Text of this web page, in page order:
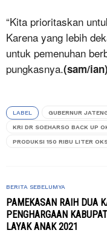
“Kita prioritaskan
Karena yang lebih
untuk pemenuhan
pungkasnya.(sam/ian)
LABEL GUBERNUR
KRI DR SOEHARSO BACK UP
PRODUKSI 150 RIBU LITER
BERITA SEBELUMYA
PAMEKASAN RAIH DUA
PENGHARGAAN
LAYAK ANAK 2021